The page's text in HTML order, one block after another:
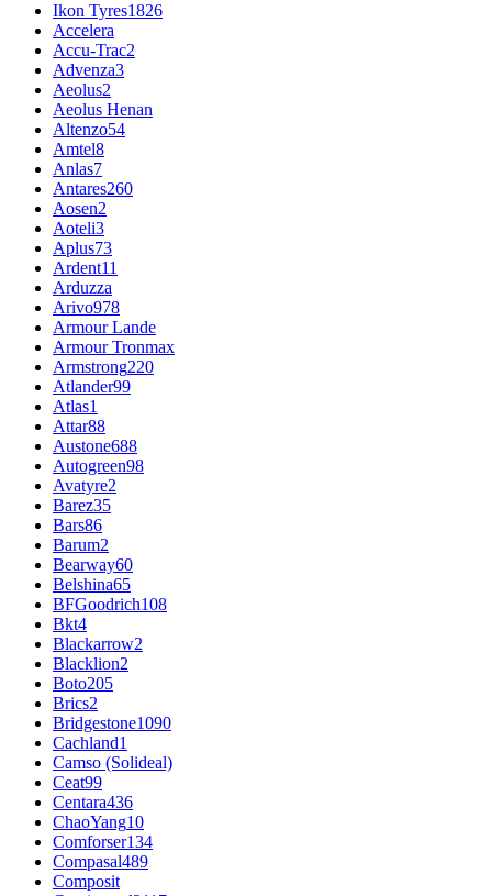
Ikon Tyres1826
Accelera
Accu-Trac2
Advenza3
Aeolus2
Aeolus Henan
Altenzo54
Amtel8
Anlas7
Antares260
Aosen2
Aoteli3
Aplus73
Ardent11
Arduzza
Arivo978
Armour Lande
Armour Tronmax
Armstrong220
Atlander99
Atlas1
Attar88
Austone688
Autogreen98
Avatyre2
Barez35
Bars86
Barum2
Bearway60
Belshina65
BFGoodrich108
Bkt4
Blackarrow2
Blacklion2
Boto205
Brics2
Bridgestone1090
Cachland1
Camso (Solideal)
Ceat99
Centara436
ChaoYang10
Comforser134
Compasal489
Composit